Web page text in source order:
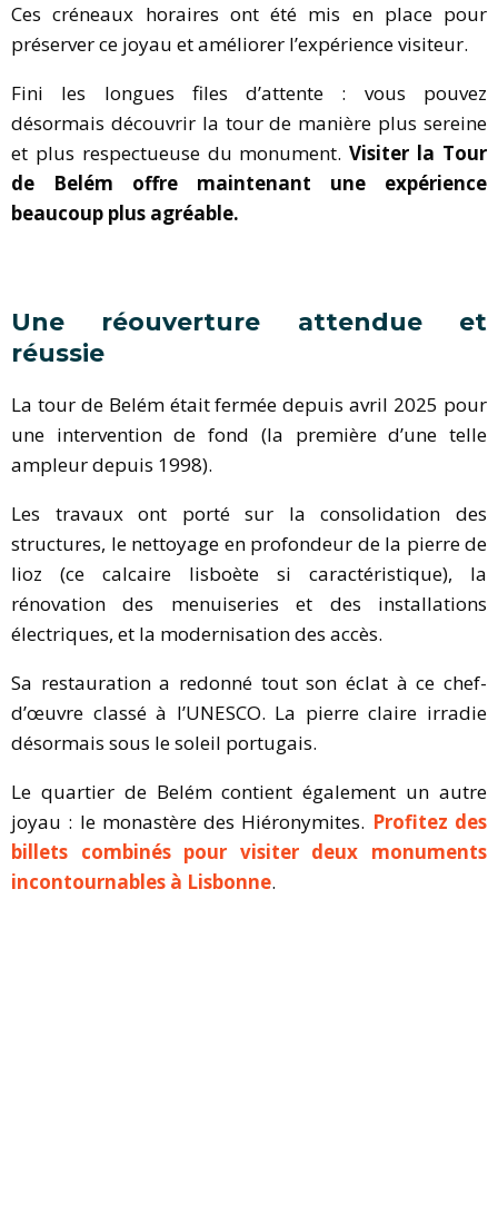
Ces créneaux horaires ont été mis en place pour
préserver ce joyau et améliorer l’expérience visiteur.
Fini les longues files d’attente : vous pouvez
désormais découvrir la tour de manière plus sereine
et plus respectueuse du monument.Visiter la Tour
de Belém offre maintenant une expérience
beaucoup plus agréable.
Une réouverture attendue et
réussie
La tour de Belém était fermée depuis avril 2025 pour
une intervention de fond (la première d’une telle
ampleur depuis 1998).
Les travaux ont porté sur la consolidation des
structures, le nettoyage en profondeur de la pierre de
lioz (ce calcaire lisboète si caractéristique), la
rénovation des menuiseries et des installations
électriques, et la modernisation des accès.
Sa restauration a redonné tout son éclat à ce chef-
d’œuvre classé à l’UNESCO. La pierre claire irradie
désormais sous le soleil portugais.
Le quartier de Belém contient également un autre
joyau : le monastère des Hiéronymites. Profitez des
billets combinés pour visiter deux monuments
incontournables à Lisbonne.